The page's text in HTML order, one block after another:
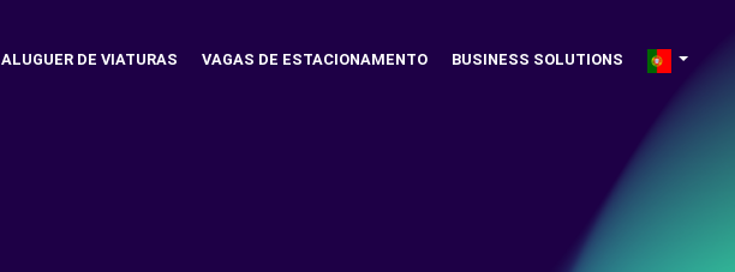
ALUGUER DE VIATURAS VAGAS DE ESTACIONAMENTO BUSINESS SOLUTIONS